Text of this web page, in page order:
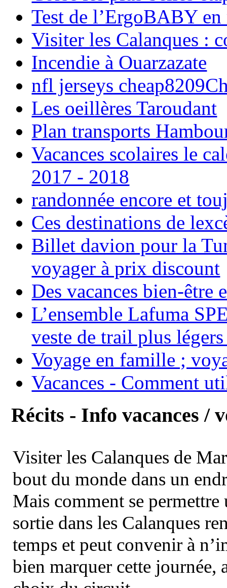
Test de l’ErgoBABY en
Visiter les Calanques :
Incendie à Ouarzazate
nfl jerseys
Les oeillères Taroudant
Plan transports
Vacances scolaires le
2017 - 2018
randonnée encore et
Ces destinations de
Billet davion pour la
voyager à prix discount
Des vacances bien-être
L’ensemble Lafuma
veste de trail plus
Voyage en famille ;
Vacances - Comment
Récits - Info vacances /
Visiter les Calanques de
bout du monde dans un
Mais comment se permettre
sortie dans les Calanques
temps et peut convenir à
bien marquer cette journée,